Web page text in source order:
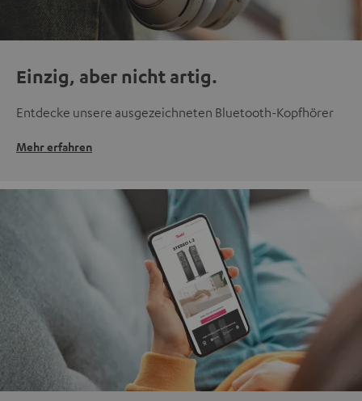
Einzig, aber nicht artig.
Entdecke unsere ausgezeichneten Bluetooth-Kopfhörer
Mehr erfahren